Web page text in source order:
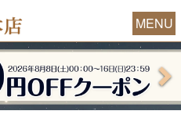
MENU